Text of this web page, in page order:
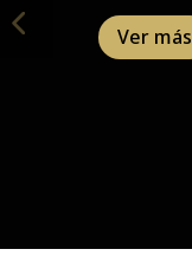
Ver más